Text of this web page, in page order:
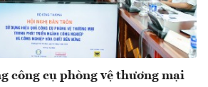
công cụ phòng vệ thương mại